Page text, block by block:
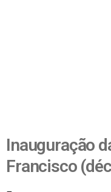
Inauguração
Francisco